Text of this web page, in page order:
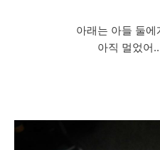
아래는 아들 둘에
아직 멀었어